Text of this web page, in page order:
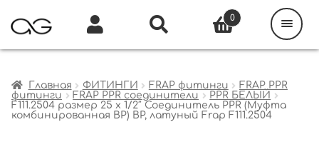
Главная ФИТИНГИ FRAP фитинги
FRAP PPR
фитинги
FRAP PPR соединители
PPR БЕЛЫЙ
F111.2504 размер 25 x 1/2″ Соединитель PPR (Муфта
комбинированная ВР) ВР, латуный Frap F111.2504
0